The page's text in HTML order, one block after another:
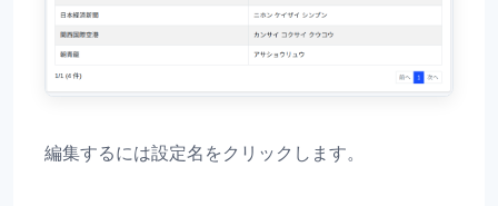
編集するには設定名をクリックします。